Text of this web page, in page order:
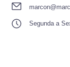
Segunda a